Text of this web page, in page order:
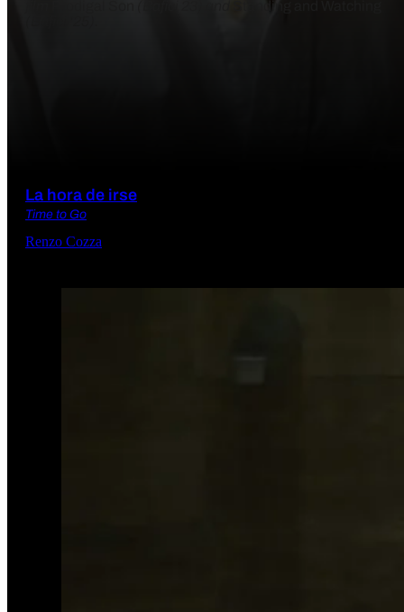
La hora de irse
Time to Go
Renzo Cozza